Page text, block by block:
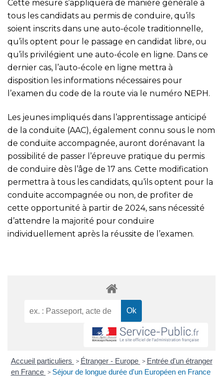
Cette mesure s’appliquera de manière générale à
tous les candidats au permis de conduire, qu’ils
soient inscrits dans une auto-école traditionnelle,
qu’ils optent pour le passage en candidat libre, ou
qu’ils privilégient une auto-école en ligne. Dans ce
dernier cas, l’auto-école en ligne mettra à
disposition les informations nécessaires pour
l’examen du code de la route via le numéro NEPH.
Les jeunes impliqués dans l’apprentissage anticipé
de la conduite (AAC), également connu sous le nom
de conduite accompagnée, auront dorénavant la
possibilité de passer l’épreuve pratique du permis
de conduire dès l’âge de 17 ans. Cette modification
permettra à tous les candidats, qu’ils optent pour la
conduite accompagnée ou non, de profiter de
cette opportunité à partir de 2024, sans nécessité
d’attendre la majorité pour conduire
individuellement après la réussite de l’examen.
Accueil particuliers > Étranger - Europe > Entrée d'un étranger
en France > Séjour de longue durée d'un Européen en France